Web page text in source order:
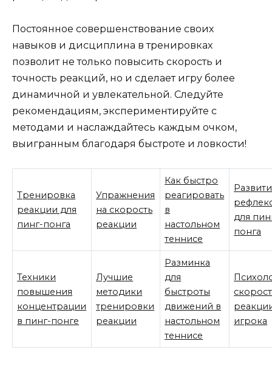
Постоянное совершенствование своих
навыков и дисциплина в тренировках
позволит не только повысить скорость и
точность реакций, но и сделает игру более
динамичной и увлекательной. Следуйте
рекомендациям, экспериментируйте с
методами и наслаждайтесь каждым очком,
выигранным благодаря быстроте и ловкости!
Тренировка
реакции для
пинг-понга
Упражнения
на скорость
реакции
Как быстро
реагировать
в
настольном
теннисе
для
понга
Техники
повышения
концентрации
в пинг-понге
Лучшие
методики
тренировки
реакции
Разминка
для
быстроты
движений в
настольном
теннисе
игрока